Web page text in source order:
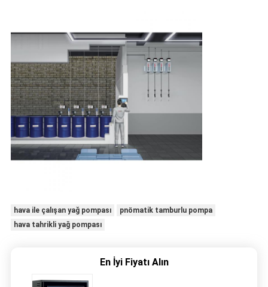
hava ile çalışan yağ pompası
pnömatik tamburlu pompa
hava tahrikli yağ pompası
En İyi Fiyatı Alın